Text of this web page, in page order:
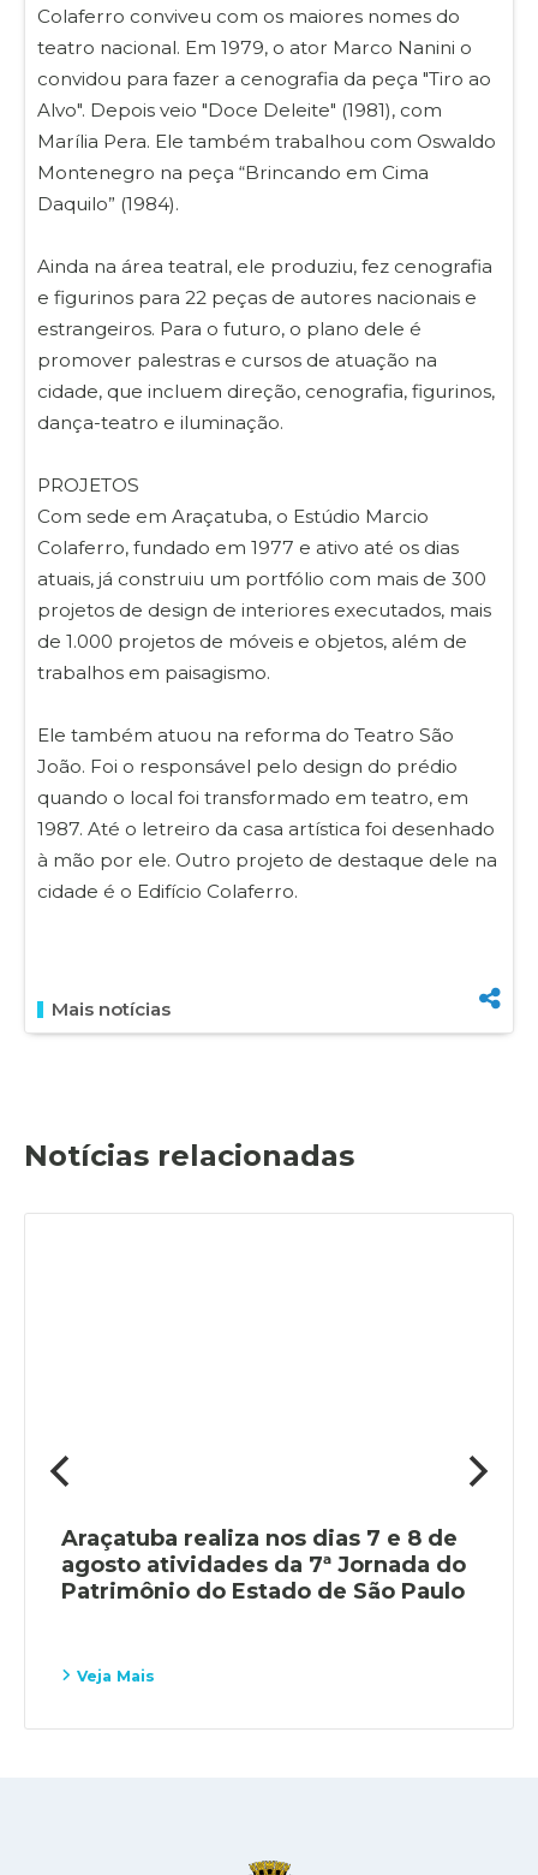
Colaferro conviveu com os maiores nomes do
teatro nacional. Em 1979, o ator Marco Nanini o
convidou para fazer a cenografia da peça "Tiro ao
Alvo". Depois veio "Doce Deleite" (1981), com
Marília Pera. Ele também trabalhou com Oswaldo
Montenegro na peça “Brincando em Cima
Daquilo” (1984).
Ainda na área teatral, ele produziu, fez cenografia
e figurinos para 22 peças de autores nacionais e
estrangeiros. Para o futuro, o plano dele é
promover palestras e cursos de atuação na
cidade, que incluem direção, cenografia, figurinos,
dança-teatro e iluminação.
PROJETOS
Com sede em Araçatuba, o Estúdio Marcio
Colaferro, fundado em 1977 e ativo até os dias
atuais, já construiu um portfólio com mais de 300
projetos de design de interiores executados, mais
de 1.000 projetos de móveis e objetos, além de
trabalhos em paisagismo.
Ele também atuou na reforma do Teatro São
João. Foi o responsável pelo design do prédio
quando o local foi transformado em teatro, em
1987. Até o letreiro da casa artística foi desenhado
à mão por ele. Outro projeto de destaque dele na
cidade é o Edifício Colaferro.
Mais notícias
Notícias relacionadas
Araçatuba realiza nos dias 7 e 8 de
agosto atividades da 7ª Jornada do
Patrimônio do Estado de São Paulo
Veja Mais